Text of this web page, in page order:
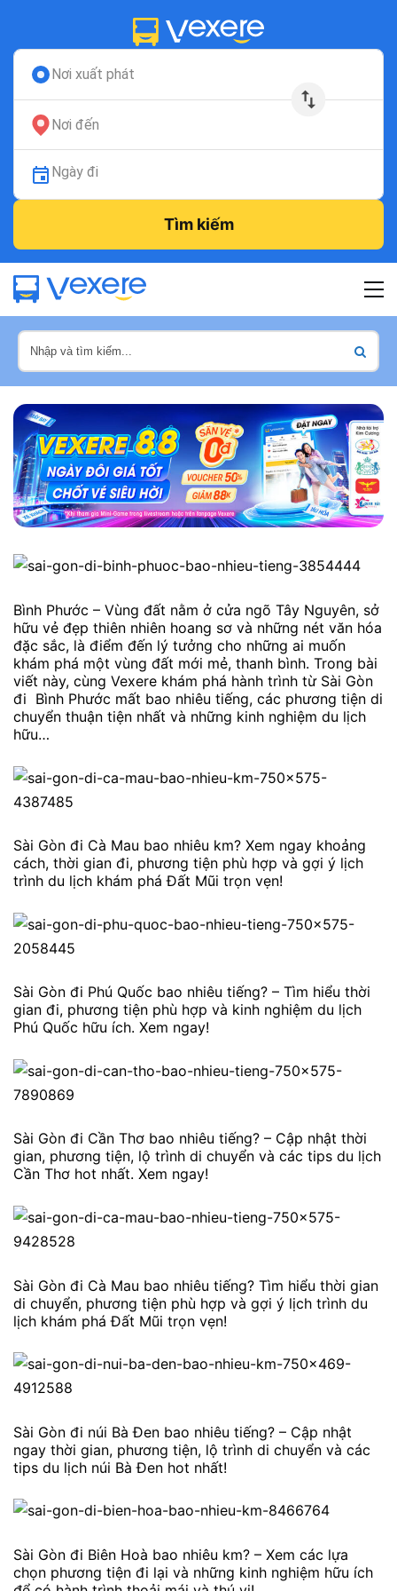
Nơi xuất phát
Nơi đến
Ngày đi
Tìm kiếm
Bình Phước – Vùng đất nằm ở cửa ngõ Tây Nguyên, sở
hữu vẻ đẹp thiên nhiên hoang sơ và những nét văn hóa
đặc sắc, là điểm đến lý tưởng cho những ai muốn
khám phá một vùng đất mới mẻ, thanh bình. Trong bài
viết này, cùng Vexere khám phá hành trình từ Sài Gòn
đi Bình Phước mất bao nhiêu tiếng, các phương tiện di
chuyển thuận tiện nhất và những kinh nghiệm du lịch
hữu…
Sài Gòn đi Cà Mau bao nhiêu km? Xem ngay khoảng
cách, thời gian đi, phương tiện phù hợp và gợi ý lịch
trình du lịch khám phá Đất Mũi trọn vẹn!
Sài Gòn đi Phú Quốc bao nhiêu tiếng? – Tìm hiểu thời
gian đi, phương tiện phù hợp và kinh nghiệm du lịch
Phú Quốc hữu ích. Xem ngay!
Sài Gòn đi Cần Thơ bao nhiêu tiếng? – Cập nhật thời
gian, phương tiện, lộ trình di chuyển và các tips du lịch
Cần Thơ hot nhất. Xem ngay!
Sài Gòn đi Cà Mau bao nhiêu tiếng? Tìm hiểu thời gian
di chuyển, phương tiện phù hợp và gợi ý lịch trình du
lịch khám phá Đất Mũi trọn vẹn!
Sài Gòn đi núi Bà Đen bao nhiêu tiếng? – Cập nhật
ngay thời gian, phương tiện, lộ trình di chuyển và các
tips du lịch núi Bà Đen hot nhất!
Sài Gòn đi Biên Hoà bao nhiêu km? – Xem các lựa
chọn phương tiện đi lại và những kinh nghiệm hữu ích